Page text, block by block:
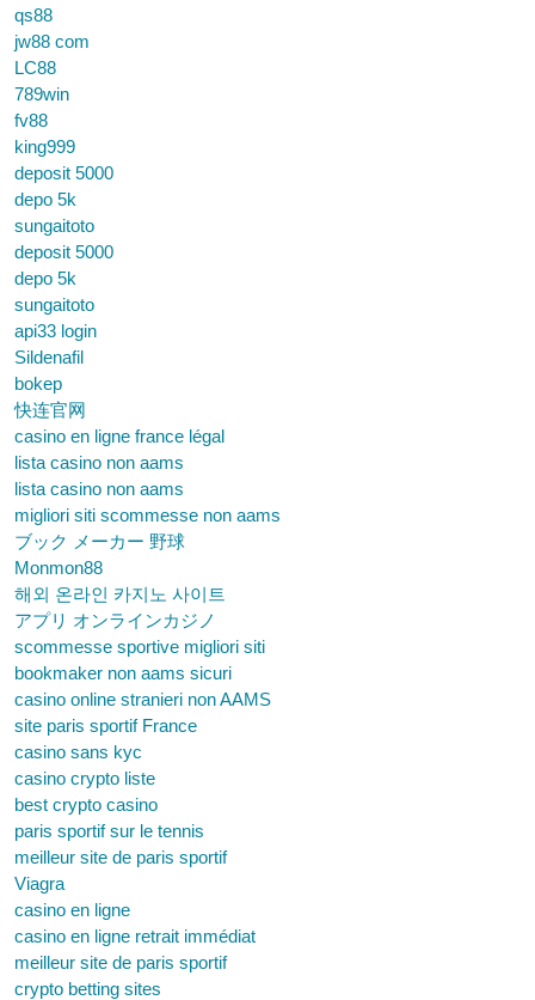
qs88
jw88 com
LC88
789win
fv88
king999
deposit 5000
depo 5k
sungaitoto
deposit 5000
depo 5k
sungaitoto
api33 login
Sildenafil
bokep
快连官网
casino en ligne france légal
lista casino non aams
lista casino non aams
migliori siti scommesse non aams
ブック メーカー 野球
Monmon88
해외 온라인 카지노 사이트
アプリ オンラインカジノ
scommesse sportive migliori siti
bookmaker non aams sicuri
casino online stranieri non AAMS
site paris sportif France
casino sans kyc
casino crypto liste
best crypto casino
paris sportif sur le tennis
meilleur site de paris sportif
Viagra
casino en ligne
casino en ligne retrait immédiat
meilleur site de paris sportif
crypto betting sites